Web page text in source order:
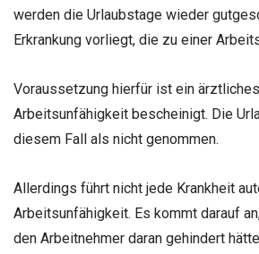
werden die Urlaubstage wieder
Erkrankung vorliegt, die zu einer
Voraussetzung hierfür ist ein
Arbeitsunfähigkeit bescheinigt. Die
diesem Fall als nicht genommen.
Allerdings führt nicht jede Krankheit
Arbeitsunfähigkeit. Es kommt darauf
den Arbeitnehmer daran gehindert